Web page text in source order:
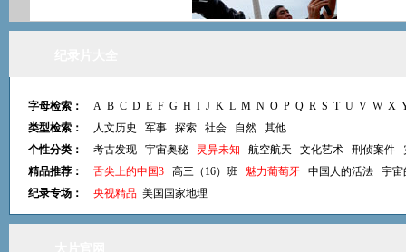
字母检索： A B C D E F G H I J K L M N O P Q R S T U V W X
类型检索：
人文历史 军事 探索 社会 自然
其他
个性分类：
考古发现 宇宙奥秘 灵异未知 航空航天 文化艺术 刑侦案件
精品推荐：
舌尖上的中国3 高三（16）班 魅力葡萄牙 中国人的活法
宇宙
纪录专场：
央视精品 美国国家地理